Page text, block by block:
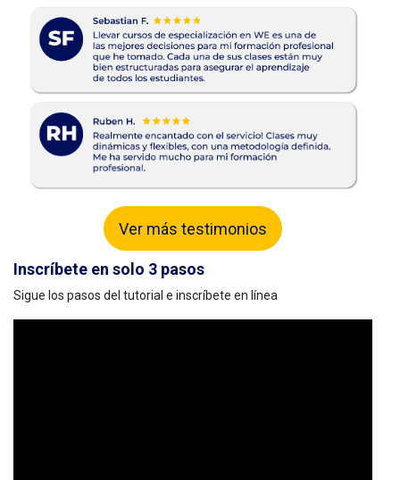
Ver más testimonios
Inscríbete en solo 3 pasos
Sigue los pasos del tutorial e inscríbete en línea